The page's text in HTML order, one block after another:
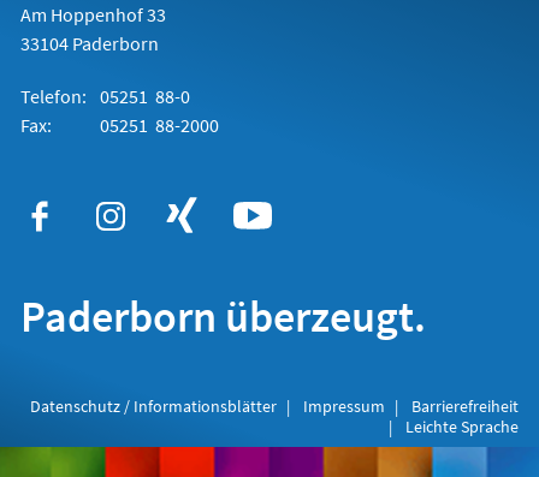
Am Hoppenhof 33
33104 Paderborn
Telefon: 05251 88-0
Fax:
05251 88-2000
Paderborn überzeugt.
Datenschutz / Informationsblätter Impressum
Barrierefreiheit
Leichte Sprache